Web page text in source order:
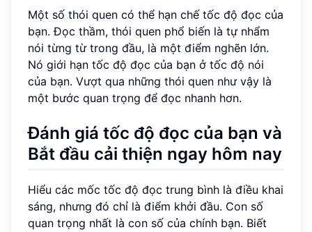
Một số thói quen có thể hạn chế tốc độ đọc của
bạn. Đọc thầm, thói quen phổ biến là tự nhẩm
nói từng từ trong đầu, là một điểm nghẽn lớn.
Nó giới hạn tốc độ đọc của bạn ở tốc độ nói
của bạn. Vượt qua những thói quen như vậy là
một bước quan trọng để đọc nhanh hơn.
Đánh giá tốc độ đọc của bạn và
Bắt đầu cải thiện ngay hôm nay
Hiểu các mốc tốc độ đọc trung bình là điều khai
sáng, nhưng đó chỉ là điểm khởi đầu. Con số
quan trọng nhất là con số của chính bạn. Biết